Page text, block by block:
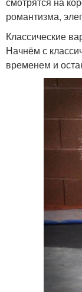
романтизма,
Классические
Начнём с
временем и